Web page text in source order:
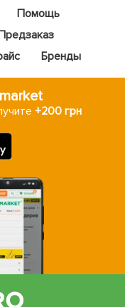
Помощь
Бренды
+200 грн